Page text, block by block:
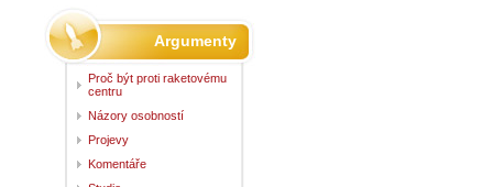
Argumenty
Proč být proti raketovému
centru
Názory osobností
Projevy
Komentáře